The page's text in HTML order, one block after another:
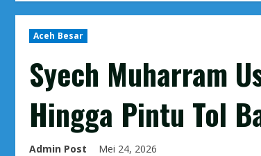
Aceh Besar
Syech Muharram
Hingga Pintu Tol
Admin Post Mei 24, 2026